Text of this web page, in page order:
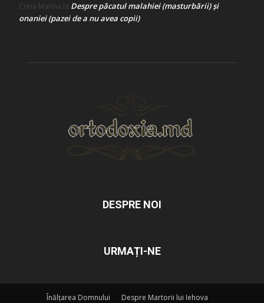
Crina Marina la Despre păcatul malahiei (masturbării) şi
onaniei (pazei de a nu avea copii)
DESPRE NOI
URMAȚI-NE
Înălțarea Domnului Despre Martorii lui Iehova